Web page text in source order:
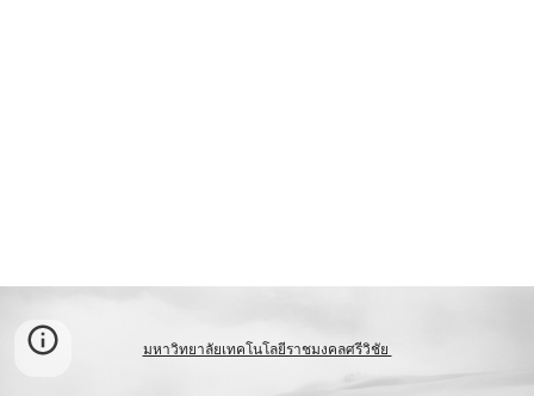
มหาวิทยาลัยเทคโนโลยีราชมงคลศรีวิชัย